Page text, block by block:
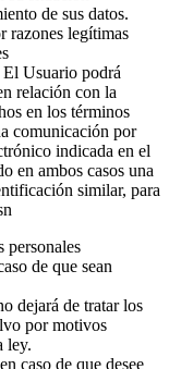
de sus datos.
razones legítimas
Usuario podrá
relación con la
en los términos
comunicación por
indicada en el
en ambos casos una
similar, para
personales
de que sean
dejará de tratar los
por motivos
ley.
caso de que desee